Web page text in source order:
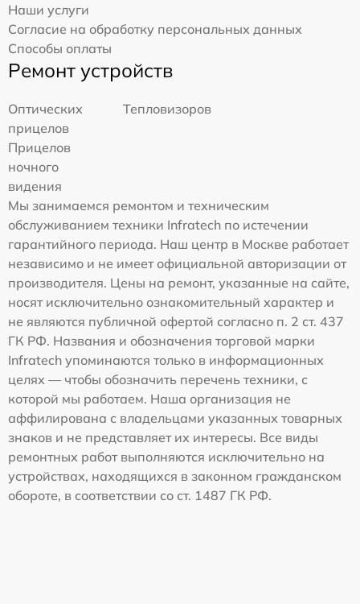
Наши услуги
Согласие на обработку персональных данных
Способы оплаты
Ремонт устройств
Оптических
прицелов
Тепловизоров
Прицелов
ночного
видения
Мы занимаемся ремонтом и техническим
обслуживанием техники Infratech по истечении
гарантийного периода. Наш центр в Москве работает
независимо и не имеет официальной авторизации от
производителя. Цены на ремонт, указанные на сайте,
носят исключительно ознакомительный характер и
не являются публичной офертой согласно п. 2 ст. 437
ГК РФ. Названия и обозначения торговой марки
Infratech упоминаются только в информационных
целях — чтобы обозначить перечень техники, с
которой мы работаем. Наша организация не
аффилирована с владельцами указанных товарных
знаков и не представляет их интересы. Все виды
ремонтных работ выполняются исключительно на
устройствах, находящихся в законном гражданском
обороте, в соответствии со ст. 1487 ГК РФ.